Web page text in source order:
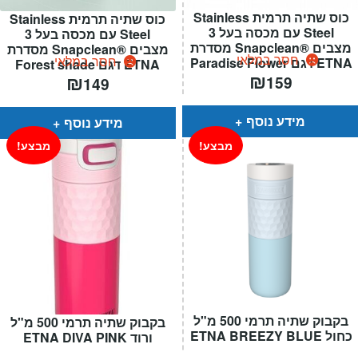
כוס שתיה תרמית Stainless
Steel עם מכסה בעל 3
מצבים ®Snapclean מסדרת
ETNA דגם Forest shade חסר במלאי
₪149
מידע נוסף
כוס שתיה תרמית Stainless
Steel עם מכסה בעל 3
מצבים ®Snapclean מסדרת
ETNA דגם Paradise Flower
חסר במלאי
₪159
מידע נוסף
בקבוק שתיה תרמי 500 מ"ל
ורוד ETNA DIVA PINK
מבצע!
בקבוק שתיה תרמי 500 מ"ל
כחול ETNA BREEZY BLUE
מבצע!